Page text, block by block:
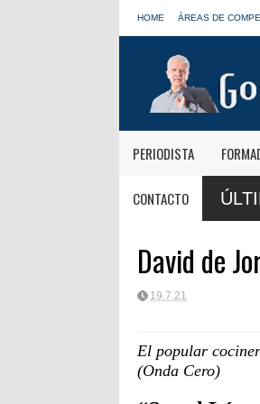
HOME ÁREAS DE
PERIODISTA
CONTACTO
Onda Cero: "El viaje mereció
José
LOS40
David de
19.7.21
El popular
(Onda Cero)